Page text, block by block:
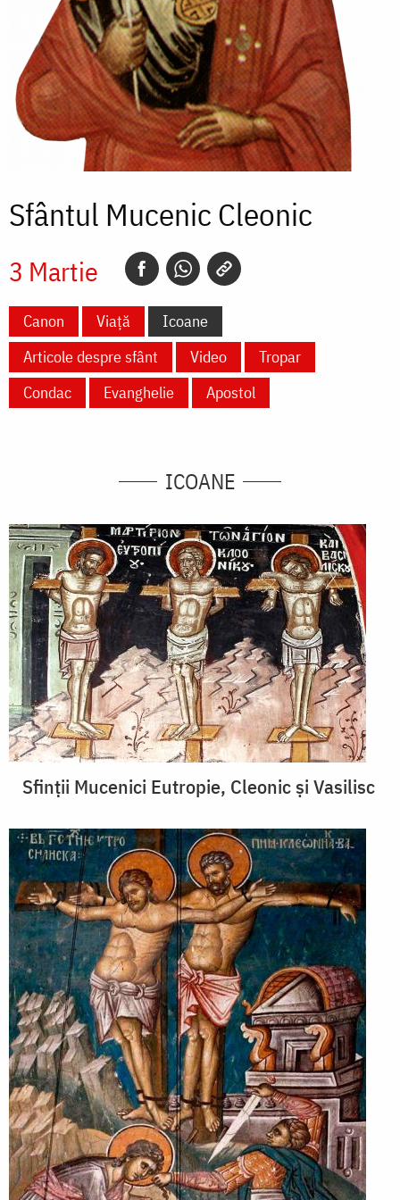
Sfântul Mucenic Cleonic
3 Martie
Canon Viață
Icoane
Articole despre sfânt
Video
Tropar
Condac
Evanghelie Apostol
ICOANE
Sfinţii Mucenici Eutropie, Cleonic şi Vasilisc